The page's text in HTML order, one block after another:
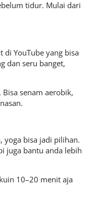
tidur. Mulai dari
di YouTube yang bisa
dan seru banget,
Bisa senam aerobik,
yoga bisa jadi pilihan.
juga bantu anda lebih
10–20 menit aja